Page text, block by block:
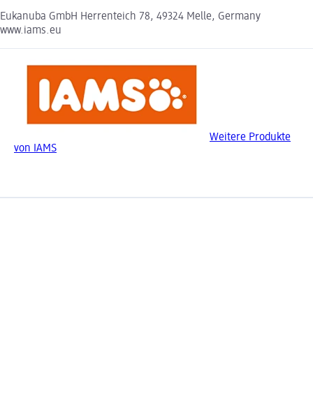
Eukanuba GmbH Herrenteich 78, 49324 Melle, Germany
www.iams.eu
Weitere Produkte
von IAMS